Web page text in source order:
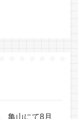
亀山にて8月